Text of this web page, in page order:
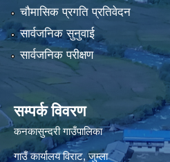
चौमासिक प्रगति प्रतिवेदन
सार्वजनिक सुनुवाई
सार्वजनिक परीक्षण
सम्पर्क विवरण
कनकासुन्दरी गाउँपालिका
गाउँ कार्यालय विराट, जुम्ला